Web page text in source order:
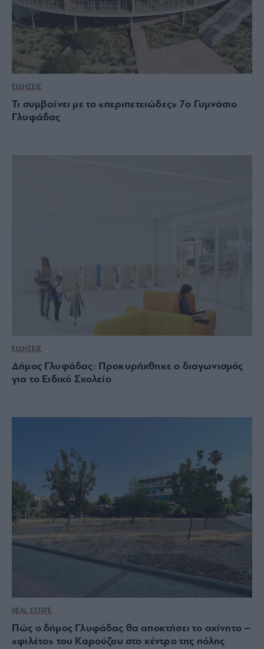
ΕΙΔΗΣΕΙΣ
Τι συμβαίνει με το «περιπετειώδες» 7ο Γυμνάσιο
Γλυφάδας
ΕΙΔΗΣΕΙΣ
Δήμος Γλυφάδας: Προκυρήχθηκε ο διαγωνισμός
για το Ειδικό Σχολείο
REAL ESTATE
Πώς ο δήμος Γλυφάδας θα αποκτήσει το ακίνητο –
«φιλέτο» του Καρούζου στο κέντρο της πόλης